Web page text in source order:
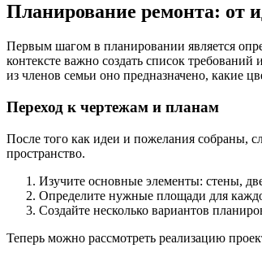
Планирование ремонта: от
Первым шагом в планировании является
контексте важно создать список
из членов семьи оно предназначено, какие
Переход к чертежам и планам
После того как идеи и пожелания собраны,
пространство.
Изучите основные элементы: стены,
Определите нужные площади для
Создайте несколько вариантов
Теперь можно рассмотреть реализацию